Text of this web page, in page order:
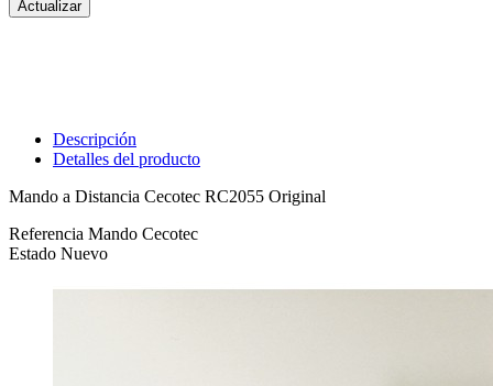
Descripción
Detalles del producto
Mando a Distancia Cecotec RC2055 Original
Referencia Mando Cecotec
Estado Nuevo